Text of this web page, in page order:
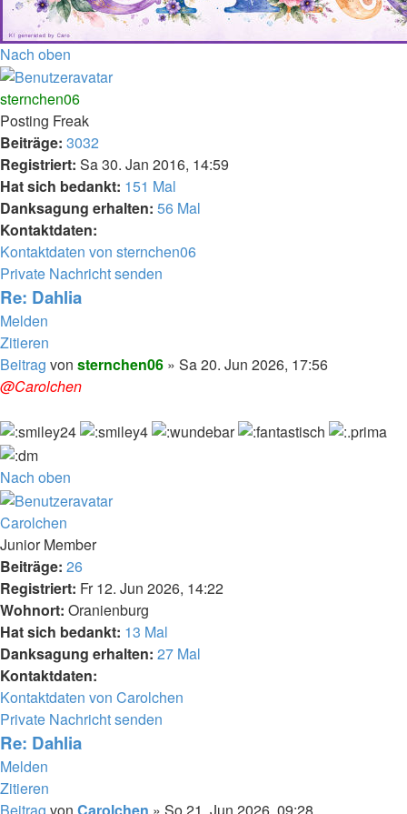
Nach oben
sternchen06
Posting Freak
Beiträge: 3032
Registriert: Sa 30. Jan 2016, 14:59
Hat sich bedankt: 151 Mal
Danksagung erhalten: 56 Mal
Kontaktdaten:
Kontaktdaten von sternchen06
Private Nachricht senden
Re: Dahlia
Melden
Zitieren
Beitrag von sternchen06 » Sa 20. Jun 2026, 17:56
@Carolchen
Nach oben
Carolchen
Junior Member
Beiträge: 26
Registriert: Fr 12. Jun 2026, 14:22
Wohnort: Oranienburg
Hat sich bedankt: 13 Mal
Danksagung erhalten: 27 Mal
Kontaktdaten:
Kontaktdaten von Carolchen
Private Nachricht senden
Re: Dahlia
Melden
Zitieren
Beitrag von Carolchen » So 21. Jun 2026, 09:28